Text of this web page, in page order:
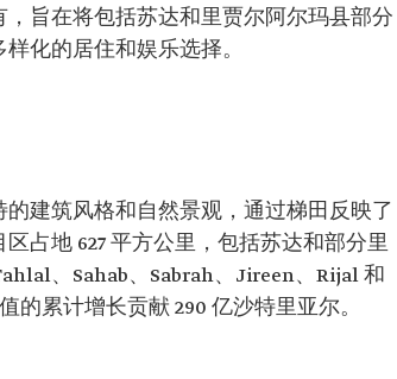
旨在将包括苏达和里贾尔阿尔玛县部分
化的居住和娱乐选择。
建筑风格和自然景观，通过梯田反映了
占地 627 平方公里，包括苏达和部分里
、Sahab、Sabrah、Jireen、Rijal 和
的累计增长贡献 290 亿沙特里亚尔。